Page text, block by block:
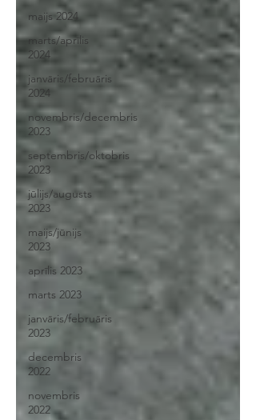
maijs 2024
marts/aprīlis
2024
janvāris/februāris
2024
novembris/decembris
2023
septembris/oktobris
2023
jūlijs/augusts
2023
maijs/jūnijs
2023
aprīlis 2023
marts 2023
janvāris/februāris
2023
decembris
2022
novembris
2022